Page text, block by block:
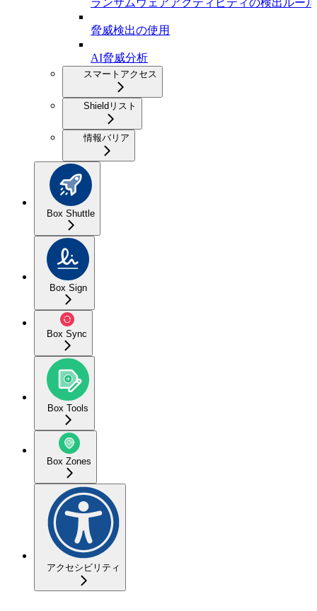
脅威検出の使用
AI脅威分析
スマートアクセス
Shieldリスト
情報バリア
Box Shuttle
Box Sign
Box Sync
Box Tools
Box Zones
アクセシビリティ